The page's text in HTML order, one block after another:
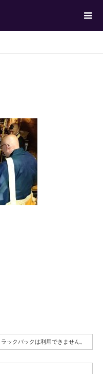
ラックバックは利用できません。